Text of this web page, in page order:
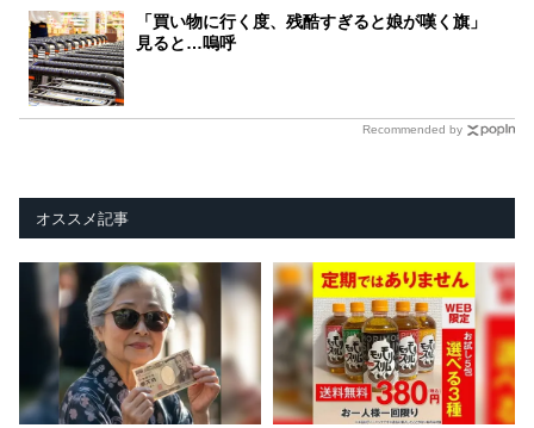
「買い物に行く度、残酷すぎると娘が嘆く旗」
見ると…嗚呼
Recommended by
オススメ記事